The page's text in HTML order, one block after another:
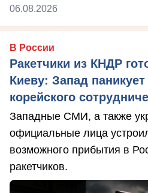
06.08.2026
В России
Ракетчики из КНДР
Киеву: Запад
корейского
Западные СМИ, а также
официальные лица
возможного прибытия в
ракетчиков.